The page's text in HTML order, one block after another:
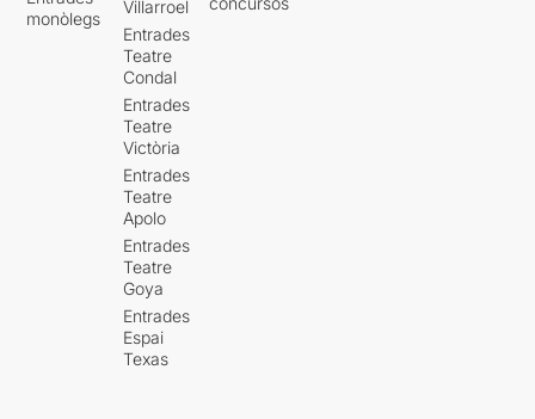
monòlegs
Villarroel
Entrades
Teatre
Condal
Entrades
Teatre
Victòria
Entrades
Teatre
Apolo
Entrades
Teatre
Goya
Entrades
Espai
Texas